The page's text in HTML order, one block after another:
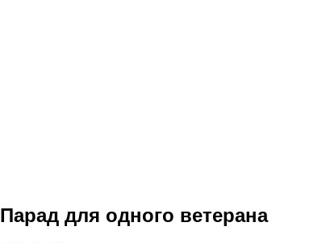
Парад для одного ветерана